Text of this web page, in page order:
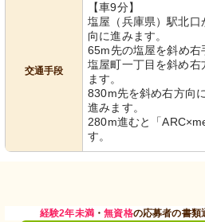
交通手段
【車9分】
塩屋（兵庫県）駅北
向に進みます。
65m先の塩屋を斜め
塩屋町一丁目を斜め
ます。
830m先を斜め右方向
進みます。
280m進むと「
す。
経験2年未満・無資格の応募者の書類